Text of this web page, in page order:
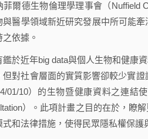
德生物倫理學理事會（Nuffield
與醫學領域新近研究發展中所可能
依據。
近年big data與個人生物和健康資
但對社會層面的實質影響卻較少實
01/10）的生物暨健康資料之連結
）。此項計畫之目的在於，瞭
式和法律措施，使得民眾隱私權保